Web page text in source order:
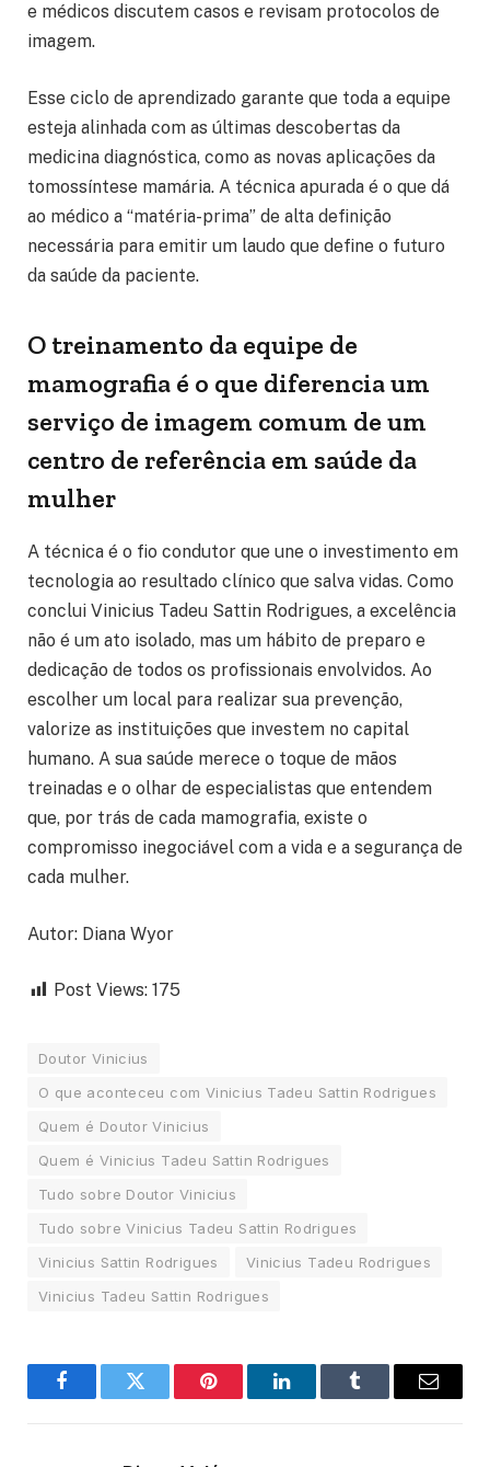
e médicos discutem casos e revisam protocolos de
imagem.
Esse ciclo de aprendizado garante que toda a equipe
esteja alinhada com as últimas descobertas da
medicina diagnóstica, como as novas aplicações da
tomossíntese mamária. A técnica apurada é o que dá
ao médico a “matéria-prima” de alta definição
necessária para emitir um laudo que define o futuro
da saúde da paciente.
O treinamento da equipe de
mamografia é o que diferencia um
serviço de imagem comum de um
centro de referência em saúde da
mulher
A técnica é o fio condutor que une o investimento em
tecnologia ao resultado clínico que salva vidas. Como
conclui Vinicius Tadeu Sattin Rodrigues, a excelência
não é um ato isolado, mas um hábito de preparo e
dedicação de todos os profissionais envolvidos. Ao
escolher um local para realizar sua prevenção,
valorize as instituições que investem no capital
humano. A sua saúde merece o toque de mãos
treinadas e o olhar de especialistas que entendem
que, por trás de cada mamografia, existe o
compromisso inegociável com a vida e a segurança de
cada mulher.
Autor: Diana Wyor
Post Views: 175
Doutor Vinicius
O que aconteceu com Vinicius Tadeu Sattin Rodrigues
Quem é Doutor Vinicius
Quem é Vinicius Tadeu Sattin Rodrigues
Tudo sobre Doutor Vinicius
Tudo sobre Vinicius Tadeu Sattin Rodrigues
Vinicius Sattin Rodrigues
Vinicius Tadeu Rodrigues
Vinicius Tadeu Sattin Rodrigues
FacebookTwitter Pinterest LinkedInTumblr Email